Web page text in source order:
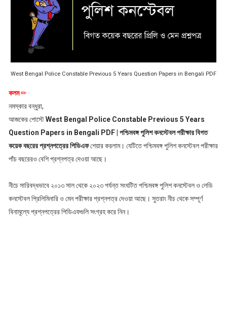
West Bengal Police Constable Previous 5 Years Question Papers in Bengali PDF
কলম✏
নমস্কার বন্ধুরা,
আজকের পোস্টেWest Bengal Police Constable Previous 5 Years
Question Papers in Bengali PDF | পশ্চিমবঙ্গ পুলিশ কনস্টেবল পরীক্ষার বিগত
কয়েক বছরের প্রশ্নপত্রের পিডিএফশেয়ার করলাম। যেটিতে পশ্চিমবঙ্গ পুলিশ কনস্টেবল পরীক্ষার
পাঁচ বছরেরও বেশি প্রশ্নপত্র দেওয়া আছে।
নীচে সারিবদ্ধভাবে ২০১৩ সাল থেকে ২০২৩ পর্যন্ত সংঘটিত পশ্চিমবঙ্গ পুলিশ কনস্টেবল ও লেডি
কনস্টেবল প্রিলিমিনারি ও মেন পরীক্ষার প্রশ্নপত্র দেওয়া আছে। সুতরাং নীচ থেকে সম্পূর্ণ
বিনামূল্যে প্রশ্নপত্রের পিডিএফগুলি সংগ্রহ করে নিন।